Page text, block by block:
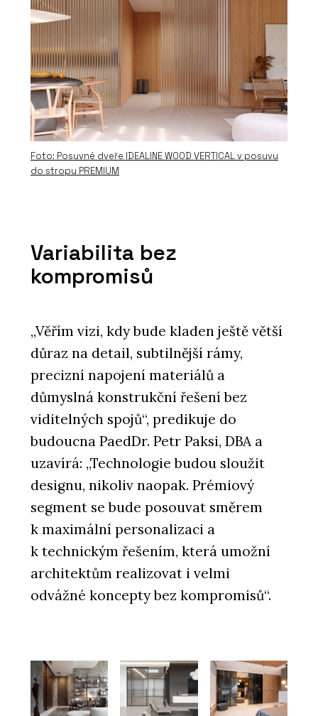
Foto: Posuvné dveře IDEALINE WOOD VERTICAL v posuvu
do stropu PREMIUM
Variabilita bez
kompromisů
„Věřím vizi, kdy bude kladen ještě větší
důraz na detail, subtilnější rámy,
precizní napojení materiálů a
důmyslná konstrukční řešení bez
viditelných spojů“, predikuje do
budoucna PaedDr. Petr Paksi, DBA a
uzavírá: „Technologie budou sloužit
designu, nikoliv naopak. Prémiový
segment se bude posouvat směrem
k maximální personalizaci a
k technickým řešením, která umožní
architektům realizovat i velmi
odvážné koncepty bez kompromisů“.